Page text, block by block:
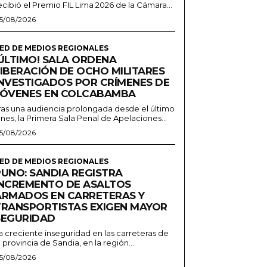
el Premio FIL Lima 2026 de la Cámara...
08/2026
DE MEDIOS REGIONALES
SALA ORDENA
DE OCHO MILITARES
POR CRÍMENES DE
EN COLCABAMBA
una audiencia prolongada desde el último
la Primera Sala Penal de Apelaciones...
08/2026
DE MEDIOS REGIONALES
SANDIA REGISTRA
DE ASALTOS
EN CARRETERAS Y
EXIGEN MAYOR
creciente inseguridad en las carreteras de
provincia de Sandia, en la región...
08/2026